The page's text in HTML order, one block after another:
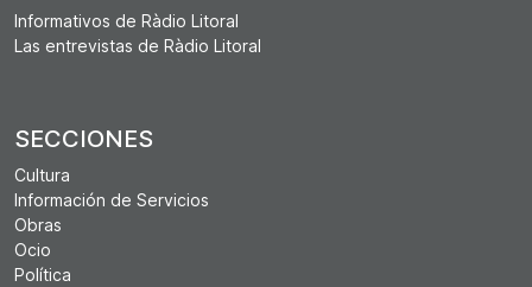
Informativos de Ràdio Litoral
Las entrevistas de Ràdio Litoral
SECCIONES
Cultura
Información de Servicios
Obras
Ocio
Política